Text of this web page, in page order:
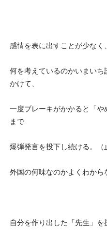
感情を表に出すことが少なく、
何を考えているのかいまい
かけて、
一度ブレーキがかかると「
まで
爆弾発言を投下し続ける。（
外国の何味なのかよくわから
自分を作り出した「先生」を